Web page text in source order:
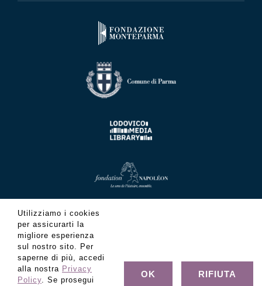
Utilizziamo i cookies
per assicurarti la
migliore esperienza
sul nostro sito. Per
saperne di più, accedi
alla nostra Privacy
Policy. Se prosegui
OK RIFIUTA